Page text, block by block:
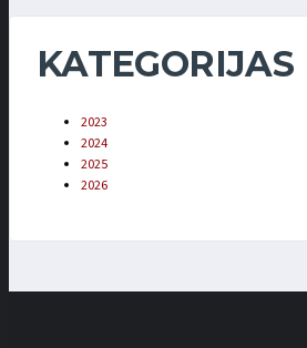
KATEGORIJAS
2023
2024
2025
2026